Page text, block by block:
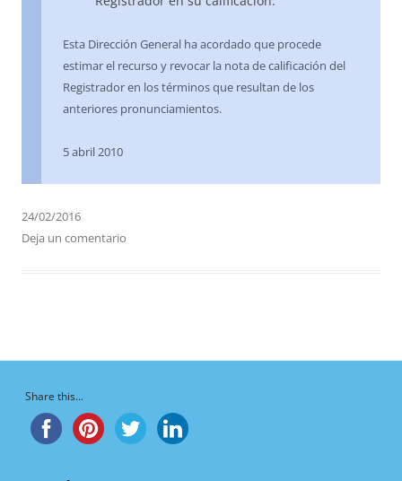
Esta Dirección General ha acordado que procede
estimar el recurso y revocar la nota de calificación del
Registrador en los términos que resultan de los
anteriores pronunciamientos.
5 abril 2010
24/02/2016
Deja un comentario
Share this...